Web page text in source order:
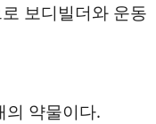
보디빌더와 운동
의 약물이다.